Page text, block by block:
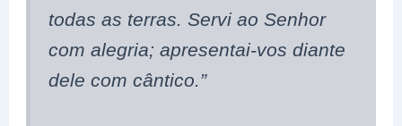
todas as terras. Servi ao Senhor
com alegria; apresentai-vos diante
dele com cântico.”